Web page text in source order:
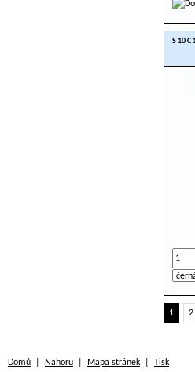
S 10 C
1 2
Domů Nahoru Mapa stránek Tisk